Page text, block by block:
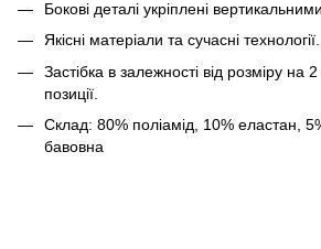
Бокові деталі укріплені
Якісні матеріали та сучасні технології.
Застібка в залежності від розміру на
позиції.
Склад: 80% поліамід, 10% еластан,
бавовна